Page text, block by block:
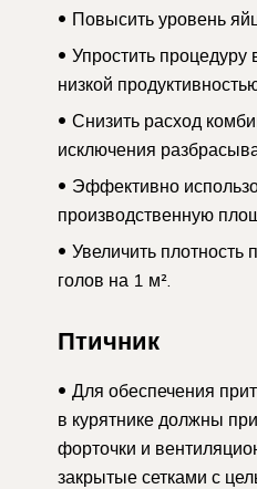
Повысить уровень
Упростить
низкой
Снизить расход
исключения
Эффективно
производственную
Увеличить плотность
голов на 1 м².
Птичник
Для обеспечения
в курятнике должны
форточки и
закрытые сетками с